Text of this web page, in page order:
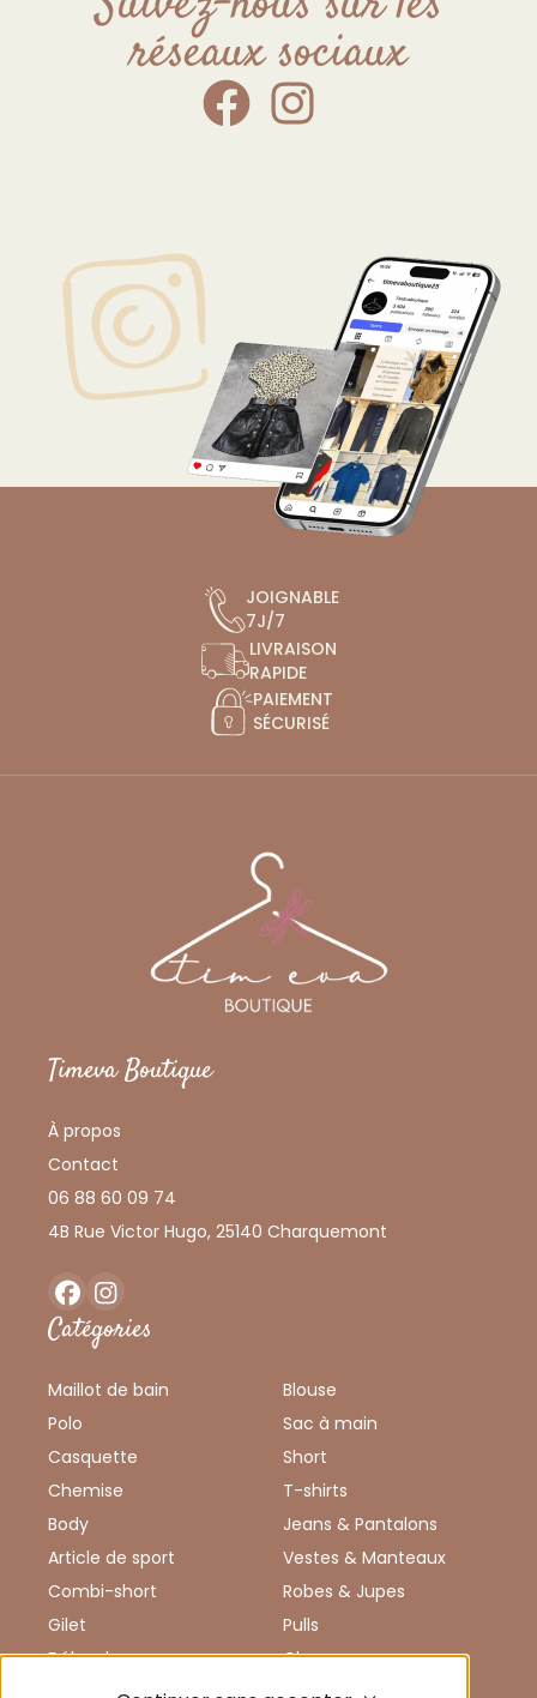
demande Donc allé y sans
craintes
réseaux sociaux
JOIGNABLE
7J/7
LIVRAISON
RAPIDE
PAIEMENT
SÉCURISÉ
Timeva Boutique
À propos
Contact
06 88 60 09 74
4B Rue Victor Hugo, 25140 Charquemont
FacebookInstagram
Catégories
Maillot de bain
Polo
Casquette
Chemise
Body
Article de sport
Combi-short
Gilet
Débardeur
Combinaison
Blouse
Sac à main
Short
T-shirts
Jeans & Pantalons
Vestes & Manteaux
Robes & Jupes
Pulls
Chaussures
Enfants